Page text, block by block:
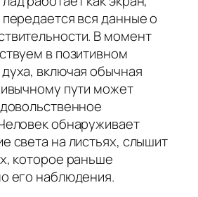
вся данные о
В момент
в позитивном
включая обычная
пути может
обнаруживает
света на листьях, слышит
которое раньше
его наблюдения.